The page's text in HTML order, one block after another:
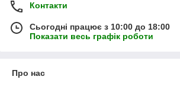
Контакти
Сьогодні працює з 10:00 до 18:00
Показати весь графік роботи
Про нас